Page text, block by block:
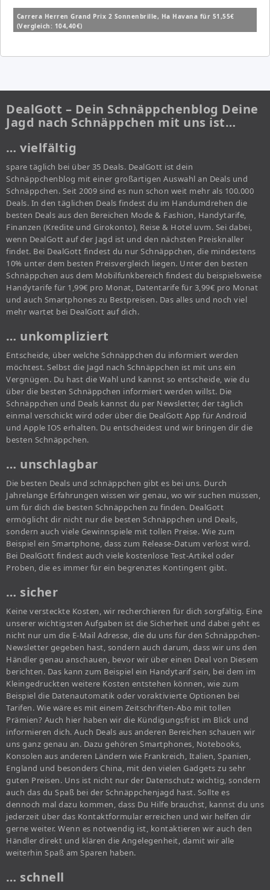
Carrera Herren Grand Prix 2 Sonnenbrille, Ha Havana für 51,55€
(Vergleich: 104,40€)
DealGott – Dein Schnäppchenblog Deine
Jagd nach Schnäppchen mit uns ist…
… vielfältig
spare täglich bei über 35 Deals. DealGott ist dein
Schnäppchenblog mit einer großartigen Auswahl an Deals und
Schnäppchen. Seit 2009 sind es nun schon weit mehr als 100.000
Deals. In den täglichen Deals findest du im Handumdrehen die
besten Deals aus den Bereichen Mode & Fashion, Handytarife,
Finanzen (Kredite und Girokonto), Reise & Hotel uvm. Sei dabei,
wenn DealGott auf der Jagd ist und den nächsten Preisknaller
findet. Bei DealGott findest du nur Schnäppchen, die mindestens
10% unter dem besten Preisvergleich liegen. Unter den besten
Schnäppchen aus dem Mobilfunkbereich findest du beispielsweise
Handytarife für 1,99€ pro Monat, Datentarife für 3,99€ pro Monat
und auch Smartphones zu Bestpreisen. Das alles und noch viel
mehr wartet bei DealGott auf dich.
… unkompliziert
Entscheide, über welche Schnäppchen du informiert werden
möchtest. Selbst die Jagd nach Schnäppchen ist mit uns ein
Vergnügen. Du hast die Wahl und kannst so entscheide, wie du
über die besten Schnäppchen informiert werden willst. Die
Schnäppchen und Deals kannst du per Newsletter, der täglich
einmal verschickt wird oder über die DealGott App für Android
und Apple IOS erhalten. Du entscheidest und wir bringen dir die
besten Schnäppchen.
… unschlagbar
Die besten Deals und schnäppchen gibt es bei uns. Durch
Jahrelange Erfahrungen wissen wir genau, wo wir suchen müssen,
um für dich die besten Schnäppchen zu finden. DealGott
ermöglicht dir nicht nur die besten Schnäppchen und Deals,
sondern auch viele Gewinnspiele mit tollen Preise. Wie zum
Beispiel ein Smartphone, dass zum Release-Datum verlost wird.
Bei DealGott findest auch viele kostenlose Test-Artikel oder
Proben, die es immer für ein begrenztes Kontingent gibt.
… sicher
Keine versteckte Kosten, wir recherchieren für dich sorgfältig. Eine
unserer wichtigsten Aufgaben ist die Sicherheit und dabei geht es
nicht nur um die E-Mail Adresse, die du uns für den Schnäppchen-
Newsletter gegeben hast, sondern auch darum, dass wir uns den
Händler genau anschauen, bevor wir über einen Deal von Diesem
berichten. Das kann zum Beispiel ein Handytarif sein, bei dem im
Kleingedruckten weitere Kosten entstehen können, wie zum
Beispiel die Datenautomatik oder voraktivierte Optionen bei
Tarifen. Wie wäre es mit einem Zeitschriften-Abo mit tollen
Prämien? Auch hier haben wir die Kündigungsfrist im Blick und
informieren dich. Auch Deals aus anderen Bereichen schauen wir
uns ganz genau an. Dazu gehören Smartphones, Notebooks,
Konsolen aus anderen Ländern wie Frankreich, Italien, Spanien,
England und besonders China, mit den vielen Gadgets zu sehr
guten Preisen. Uns ist nicht nur der Datenschutz wichtig, sondern
auch das du Spaß bei der Schnäppchenjagd hast. Sollte es
dennoch mal dazu kommen, dass Du Hilfe brauchst, kannst du uns
jederzeit über das Kontaktformular erreichen und wir helfen dir
gerne weiter. Wenn es notwendig ist, kontaktieren wir auch den
Händler direkt und klären die Angelegenheit, damit wir alle
weiterhin Spaß am Sparen haben.
… schnell